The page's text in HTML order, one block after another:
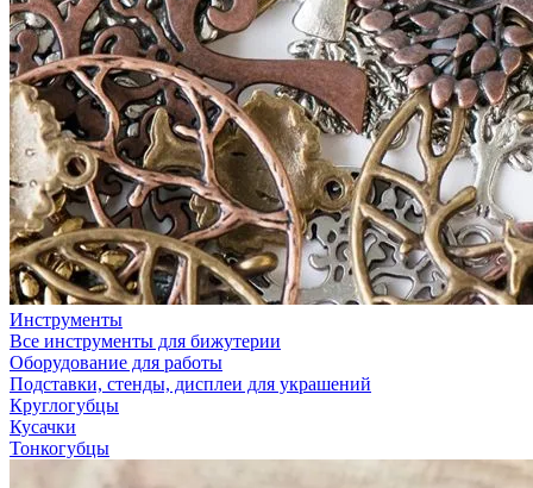
Инструменты
Все инструменты для бижутерии
Оборудование для работы
Подставки, стенды, дисплеи для украшений
Круглогубцы
Кусачки
Тонкогубцы